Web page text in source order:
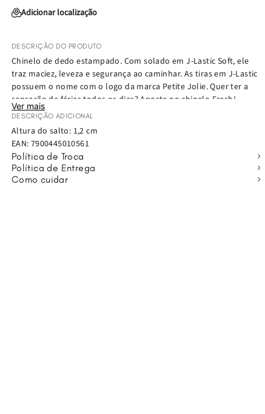
Adicionar localização
DESCRIÇÃO DO PRODUTO
Chinelo de dedo estampado. Com solado em J-Lastic Soft, ele
traz maciez, leveza e segurança ao caminhar. As tiras em J-Lastic
possuem o nome com o logo da marca Petite Jolie. Quer ter a
sensação de férias todos os dias? Aposte no chinelo Fresh!
Confortável e prático, esse chinelo será a sua nova companhia
do verão: vai bem com a praia, com look all jeans, com rolê com
os amigos e todos os seus momentos!
Ver mais
DESCRIÇÃO ADICIONAL
Altura do salto: 1,2 cm
EAN: 7900445010561
Política de Troca
Política de Entrega
Como cuidar